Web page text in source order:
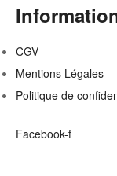
CGV
Mentions Légales
Politique de
Facebook-f